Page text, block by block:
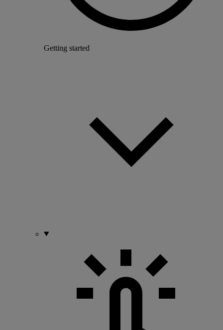
Getting started